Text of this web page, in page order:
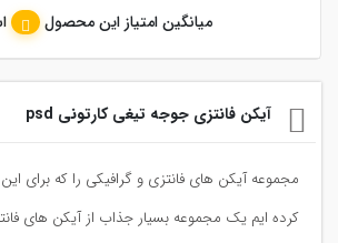
میانگین امتیاز این محصول
آیکن فانتزی جوجه تیغی کارتونی psd
مجموعه آیکن های فانتزی و گرافیکی را که برای
کرده ایم یک مجموعه بسیار جذاب از آیکن های